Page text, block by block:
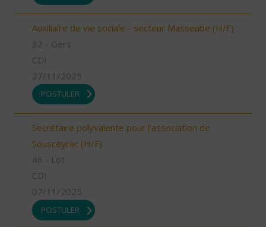
Auxiliaire de vie sociale - secteur Masseube (H/F)
32 - Gers
CDI
27/11/2025
POSTULER
Secrétaire polyvalente pour l'association de
Sousceyrac (H/F)
46 - Lot
CDI
07/11/2025
POSTULER